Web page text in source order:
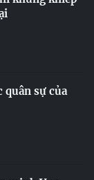
quân sự của